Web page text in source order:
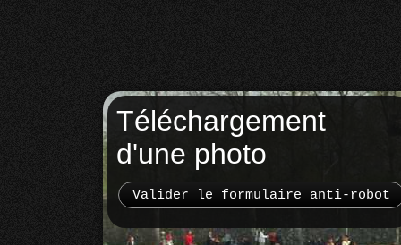
Téléchargement
d'une photo